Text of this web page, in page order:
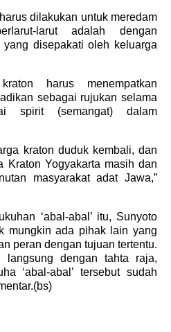
dilakukan untuk meredam
larut adalah dengan
yang disepakati oleh keluarga
harus menempatkan
sebagai rujukan selama
spirit (semangat) dalam
kraton duduk kembali, dan
Kraton Yogyakarta masih dan
masyarakat adat Jawa,”
‘abal-abal’ itu, Sunyoto
mungkin ada pihak lain yang
peran dengan tujuan tertentu.
langsung dengan tahta raja,
‘abal-abal’ tersebut sudah